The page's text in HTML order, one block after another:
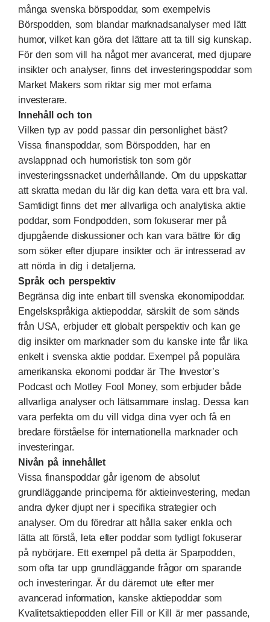
många svenska börspoddar, som exempelvis
Börspodden, som blandar marknadsanalyser med lätt
humor, vilket kan göra det lättare att ta till sig kunskap.
För den som vill ha något mer avancerat, med djupare
insikter och analyser, finns det investeringspoddar som
Market Makers som riktar sig mer mot erfarna
investerare.
Innehåll och ton
Vilken typ av podd passar din personlighet bäst?
Vissa finanspoddar, som Börspodden, har en
avslappnad och humoristisk ton som gör
investeringssnacket underhållande. Om du uppskattar
att skratta medan du lär dig kan detta vara ett bra val.
Samtidigt finns det mer allvarliga och analytiska aktie
poddar, som Fondpodden, som fokuserar mer på
djupgående diskussioner och kan vara bättre för dig
som söker efter djupare insikter och är intresserad av
att nörda in dig i detaljerna.
Språk och perspektiv
Begränsa dig inte enbart till svenska ekonomipoddar.
Engelskspråkiga aktiepoddar, särskilt de som sänds
från USA, erbjuder ett globalt perspektiv och kan ge
dig insikter om marknader som du kanske inte får lika
enkelt i svenska aktie poddar. Exempel på populära
amerikanska ekonomi poddar är The Investor’s
Podcast och Motley Fool Money, som erbjuder både
allvarliga analyser och lättsammare inslag. Dessa kan
vara perfekta om du vill vidga dina vyer och få en
bredare förståelse för internationella marknader och
investeringar.
Nivån på innehållet
Vissa finanspoddar går igenom de absolut
grundläggande principerna för aktieinvestering, medan
andra dyker djupt ner i specifika strategier och
analyser. Om du föredrar att hålla saker enkla och
lätta att förstå, leta efter poddar som tydligt fokuserar
på nybörjare. Ett exempel på detta är Sparpodden,
som ofta tar upp grundläggande frågor om sparande
och investeringar. Är du däremot ute efter mer
avancerad information, kanske aktiepoddar som
Kvalitetsaktiepodden eller Fill or Kill är mer passande,